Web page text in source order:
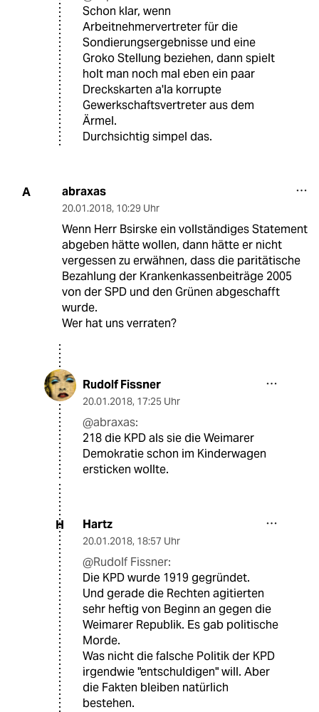
Schon klar, wenn
Arbeitnehmervertreter für die
Sondierungsergebnisse und eine
Groko Stellung beziehen, dann spielt
holt man noch mal eben ein paar
Dreckskarten a'la korrupte
Gewerkschaftsvertreter aus dem
Ärmel.
Durchsichtig simpel das.
A abraxas
20.01.2018, 10:29 Uhr
Wenn Herr Bsirske ein vollständiges Statement
abgeben hätte wollen, dann hätte er nicht
vergessen zu erwähnen, dass die paritätische
Bezahlung der Krankenkassenbeiträge 2005
von der SPD und den Grünen abgeschafft
wurde.
Wer hat uns verraten?
Rudolf Fissner
20.01.2018, 17:25 Uhr
@abraxas:
218 die KPD als sie die Weimarer
Demokratie schon im Kinderwagen
ersticken wollte.
H Hartz
20.01.2018, 18:57 Uhr
@Rudolf Fissner:
Die KPD wurde 1919 gegründet.
Und gerade die Rechten agitierten
sehr heftig von Beginn an gegen die
Weimarer Republik. Es gab politische
Morde.
Was nicht die falsche Politik der KPD
irgendwie "entschuldigen" will. Aber
die Fakten bleiben natürlich
bestehen.